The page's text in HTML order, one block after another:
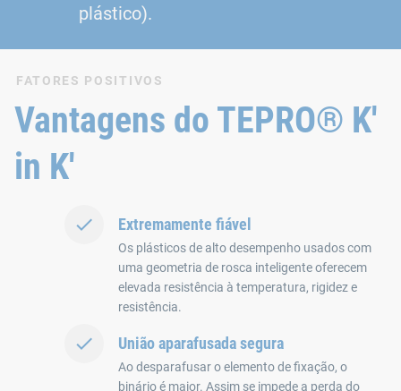
plástico).
FATORES POSITIVOS
Vantagens do TEPRO® K'
in K'
Extremamente fiável
Os plásticos de alto desempenho usados com
uma geometria de rosca inteligente oferecem
elevada resistência à temperatura, rigidez e
resistência.
União aparafusada segura
Ao desparafusar o elemento de fixação, o
binário é maior. Assim se impede a perda do